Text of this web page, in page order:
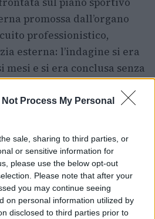
Not Process My Personal
sale, sharing to third parties, or
or sensitive information for
please use the below opt-out
Please note that after your
you may continue seeing
on personal information utilized by
disclosed to third parties prior to
promossa dall’organo
professionistico,
esterna: l’indagine si era
e si era conclusa senza
creato confusione
con semplificazioni
come “condanna” e
di situazioni che, per la
coinvolte, non si